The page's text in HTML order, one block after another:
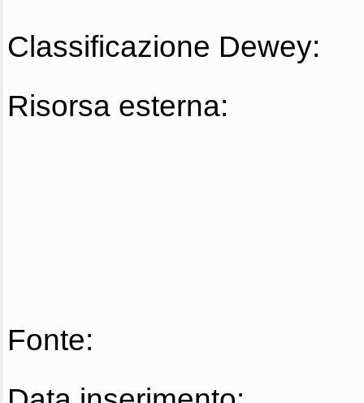
Classificazione Dewey:
Risorsa esterna:
Fonte: